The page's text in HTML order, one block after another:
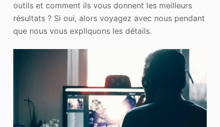
outils et comment ils vous donnent les meilleurs
résultats ? Si oui, alors voyagez avec nous pendant
que nous vous expliquons les détails.